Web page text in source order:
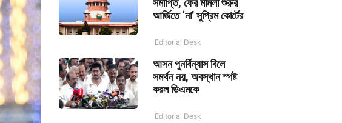
সমাপ্তি, ফের মামলা শুরুর
আর্জিতে ‘না’ সুপ্রিম কোর্টের
Editorial Desk
আসন পুনর্বিন্যাস বিলে
সমর্থন নয়, অবস্থান স্পষ্ট
করল ডিএমকে
Editorial Desk